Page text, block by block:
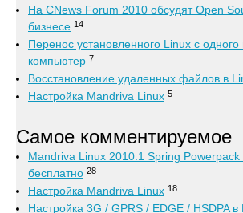
На CNews Forum 2010 обсудят Open
бизнесе 14
Перенос установленного Linux с одного
компьютер 7
Восстановление удаленных файлов в
Настройка Mandriva Linux 5
Самое комментируемое
Mandriva Linux 2010.1 Spring
бесплатно 28
Настройка Mandriva Linux 18
Настройка 3G / GPRS / EDGE / HSDPA